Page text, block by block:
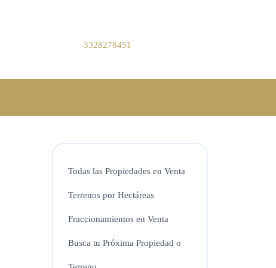
3328278451
Todas las Propiedades en Venta
Terrenos por Hectáreas
Fraccionamientos en Venta
Busca tu Próxima Propiedad o